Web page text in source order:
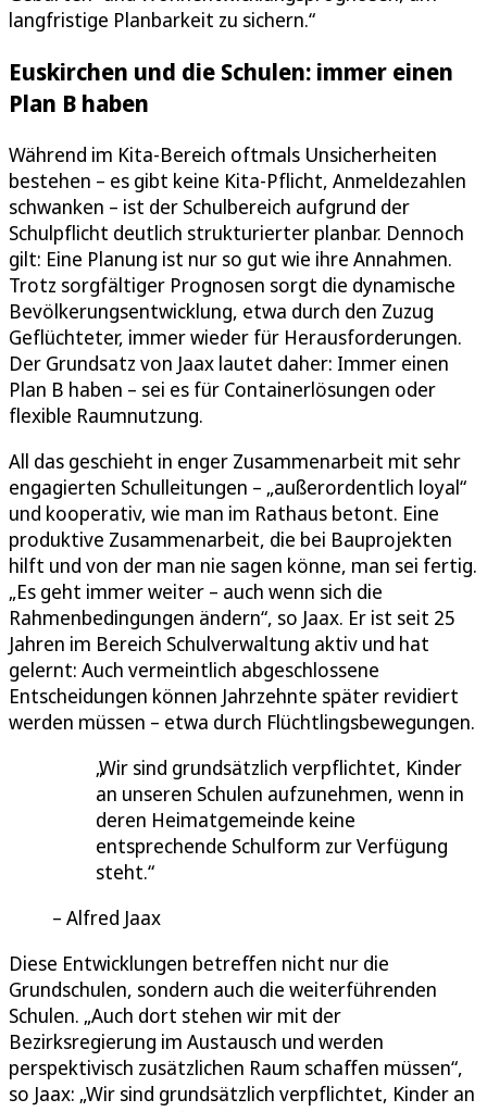
langfristige Planbarkeit zu sichern.“
Euskirchen und die Schulen: immer einen
Plan B haben
Während im Kita-Bereich oftmals Unsicherheiten
bestehen – es gibt keine Kita-Pflicht, Anmeldezahlen
schwanken – ist der Schulbereich aufgrund der
Schulpflicht deutlich strukturierter planbar. Dennoch
gilt: Eine Planung ist nur so gut wie ihre Annahmen.
Trotz sorgfältiger Prognosen sorgt die dynamische
Bevölkerungsentwicklung, etwa durch den Zuzug
Geflüchteter, immer wieder für Herausforderungen.
Der Grundsatz von Jaax lautet daher: Immer einen
Plan B haben – sei es für Containerlösungen oder
flexible Raumnutzung.
All das geschieht in enger Zusammenarbeit mit sehr
engagierten Schulleitungen – „außerordentlich loyal“
und kooperativ, wie man im Rathaus betont. Eine
produktive Zusammenarbeit, die bei Bauprojekten
hilft und von der man nie sagen könne, man sei fertig.
„Es geht immer weiter – auch wenn sich die
Rahmenbedingungen ändern“, so Jaax. Er ist seit 25
Jahren im Bereich Schulverwaltung aktiv und hat
gelernt: Auch vermeintlich abgeschlossene
Entscheidungen können Jahrzehnte später revidiert
werden müssen – etwa durch Flüchtlingsbewegungen.
Wir sind grundsätzlich verpflichtet, Kinder
an unseren Schulen aufzunehmen, wenn in
deren Heimatgemeinde keine
entsprechende Schulform zur Verfügung
steht.
Alfred Jaax
Diese Entwicklungen betreffen nicht nur die
Grundschulen, sondern auch die weiterführenden
Schulen. „Auch dort stehen wir mit der
Bezirksregierung im Austausch und werden
perspektivisch zusätzlichen Raum schaffen müssen“,
so Jaax: „Wir sind grundsätzlich verpflichtet, Kinder an